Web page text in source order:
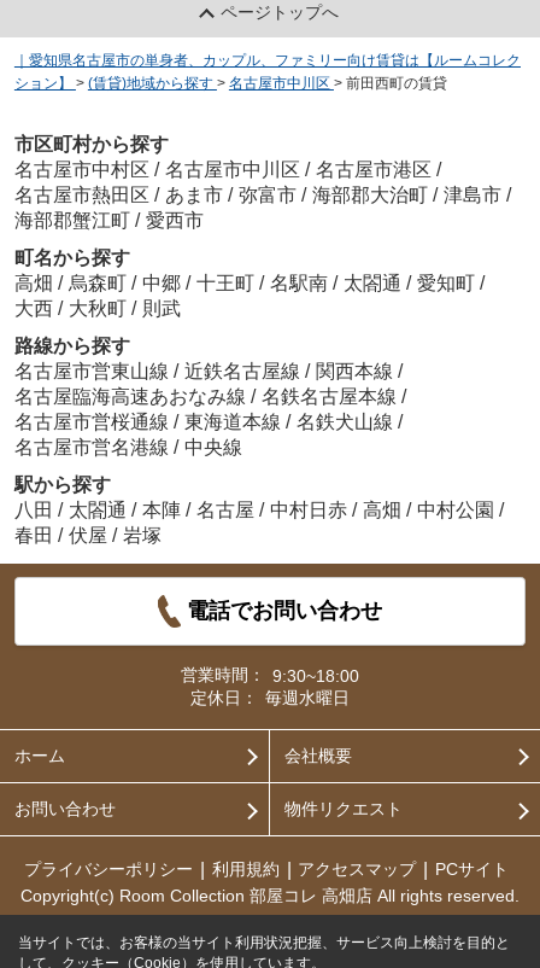
ページトップへ
｜愛知県名古屋市の単身者、カップル、ファミリー向け賃貸は【ルームコレク
ション】
> (賃貸)地域から探す > 名古屋市中川区 > 前田西町の賃貸
市区町村から探す
名古屋市中村区 / 名古屋市中川区 / 名古屋市港区 /
名古屋市熱田区 / あま市 / 弥富市 / 海部郡大治町 / 津島市 /
海部郡蟹江町 / 愛西市
町名から探す
高畑 / 烏森町 / 中郷 / 十王町 / 名駅南 / 太閤通 / 愛知町 /
大西 / 大秋町 / 則武
路線から探す
名古屋市営東山線 / 近鉄名古屋線 / 関西本線 /
名古屋臨海高速あおなみ線 / 名鉄名古屋本線 /
名古屋市営桜通線 / 東海道本線 / 名鉄犬山線 /
名古屋市営名港線 / 中央線
駅から探す
八田 / 太閤通 / 本陣 / 名古屋 / 中村日赤 / 高畑 / 中村公園 /
春田 / 伏屋 / 岩塚
電話でお問い合わせ
営業時間：
9:30~18:00
定休日：
毎週水曜日
ホーム 会社概要
お問い合わせ 物件リクエスト
プライバシーポリシー 利用規約 アクセスマップ
PCサイト
Copyright(c) Room Collection 部屋コレ 高畑店 All rights reserved.
当サイトでは、お客様の当サイト利用状況把握、サービス向上検討を目的と
して、クッキー（Cookie）を使用しています。